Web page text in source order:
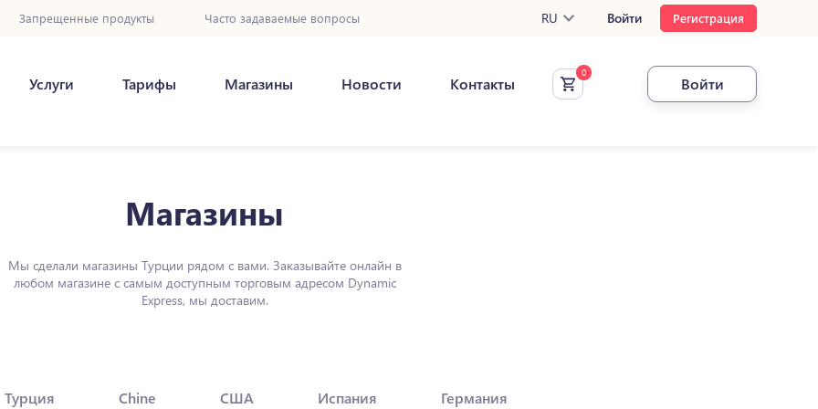
Запрещенные продукты Часто задаваемые вопросы RU Войти Регистрация
Услуги Тарифы Магазины Новости Контакты Войти
Магазины
Мы сделали магазины Турции рядом с вами. Заказывайте онлайн в
любом магазине с самым доступным торговым адресом Dynamic
Express, мы доставим.
Турция Chine США Испания Германия